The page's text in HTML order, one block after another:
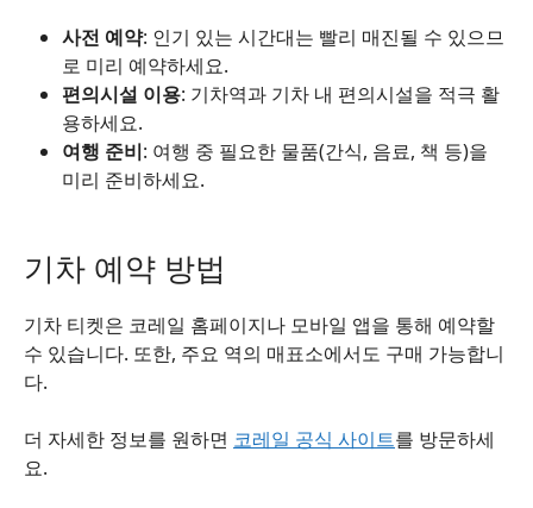
사전 예약: 인기 있는 시간대는 빨리 매진될 수 있으므
로 미리 예약하세요.
편의시설 이용: 기차역과 기차 내 편의시설을 적극 활
용하세요.
여행 준비: 여행 중 필요한 물품(간식, 음료, 책 등)을
미리 준비하세요.
기차 예약 방법
기차 티켓은 코레일 홈페이지나 모바일 앱을 통해 예약할
수 있습니다. 또한, 주요 역의 매표소에서도 구매 가능합니
다.
더 자세한 정보를 원하면 코레일 공식 사이트를 방문하세
요.